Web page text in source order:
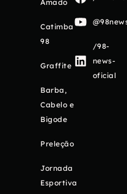
Amado
Catimba
98
Graffite
Barba,
Cabelo e
Bigode
Preleção
Jornada
Esportiva
/98-
news-
oficial